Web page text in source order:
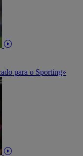
para o Sporting»